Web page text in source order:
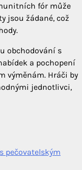
fór může
jsou žádané, což
obchodování s
a pochopení
výměnám. Hráči by
jednotlivci,
pečovatelským